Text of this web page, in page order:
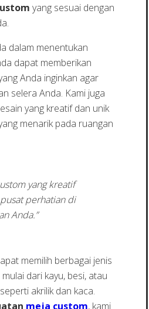
yang sesuai dengan
dalam menentukan
dapat memberikan
Anda inginkan agar
selera Anda. Kami juga
yang kreatif dan unik
menarik pada ruangan
yang kreatif
perhatian di
Anda.”
memilih berbagai jenis
dari kayu, besi, atau
akrilik dan kaca.
meja custom, kami